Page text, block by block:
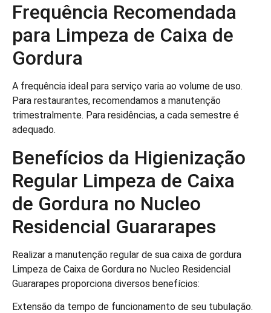
Frequência Recomendada
para Limpeza de Caixa de
Gordura
A frequência ideal para serviço varia ao volume de uso.
Para restaurantes, recomendamos a manutenção
trimestralmente. Para residências, a cada semestre é
adequado.
Benefícios da Higienização
Regular Limpeza de Caixa
de Gordura no Nucleo
Residencial Guararapes
Realizar a manutenção regular de sua caixa de gordura
Limpeza de Caixa de Gordura no Nucleo Residencial
Guararapes proporciona diversos benefícios:
Extensão da tempo de funcionamento de seu tubulação.